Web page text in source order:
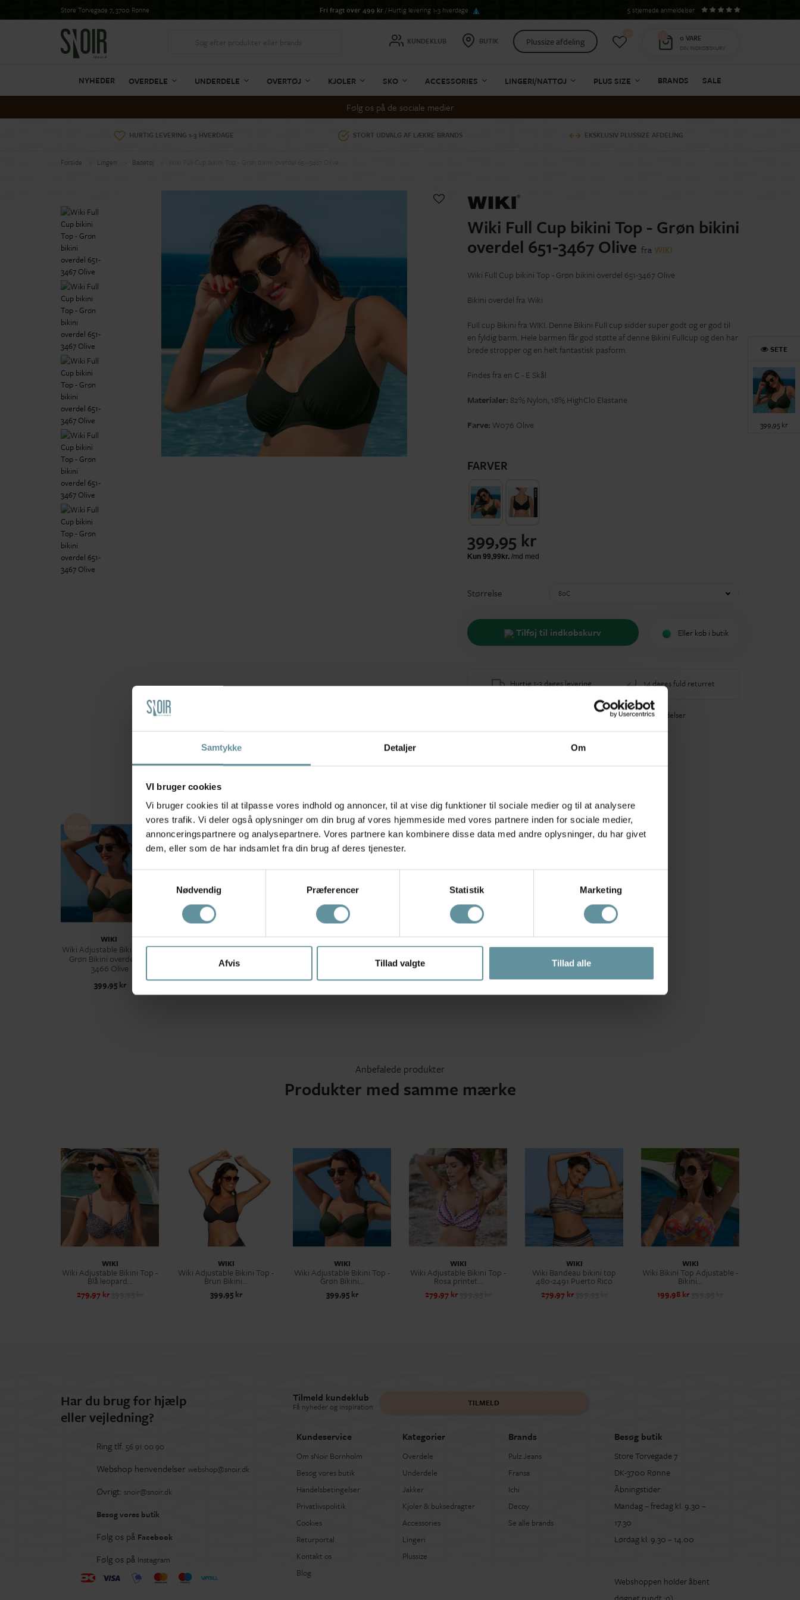
Samtykke Detaljer Om
VI bruger cookies
Vi bruger cookies til at tilpasse vores indhold og annoncer, til at vise dig funktioner til sociale medier og til at analysere
vores trafik. Vi deler også oplysninger om din brug af vores hjemmeside med vores partnere inden for sociale medier,
annonceringspartnere og analysepartnere. Vores partnere kan kombinere disse data med andre oplysninger, du har givet
dem, eller som de har indsamlet fra din brug af deres tjenester.
Samtykkevalg
Nødvendig
Præferencer Statistik Marketing
Afvis Tillad valgte Tillad alle
Store Torvegade 7, 3700 Rønne Fri fragt over 499 kr/ Hurtig levering 1-3 hverdage 5 stjernede anmeldelser
0 VARE
DIN INDKØBSKURV
KUNDEKLUB BUTIK Plussize afdeling
NYHEDER OVERDELE UNDERDELE OVERTØJ KJOLER SKO ACCESSORIES LINGERI/NATTØJ PLUS SIZE BRANDS SALE
Følg os på de sociale medier
HURTIG LEVERING 1-3 HVERDAGE STORT UDVALG AF LÆKRE BRANDS EKSKLUSIV PLUSSIZE AFDELING
Forside Lingeri Badetøj
Wiki Full Cup bikini Top - Grøn bikini
overdel 651-3467 Olive fra WIKI
Wiki Full Cup bikini Top - Grøn bikini overdel 651-3467 Olive
Bikini overdel fra Wiki
Full cup Bikini fra WIKI. Denne Bikini Full cup sidder super godt og er god til
en fyldig barm. Hele barmen får god støtte af denne Bikini Fullcup og den har
brede stropper og en helt fantastisk pasform.
Findes fra en C - E Skål
Materialer: 82% Nylon, 18% HighClo Elastane
Farve: W076 Olive
FARVER
399,95 kr
Størrelse 80C
Tilføj til indkøbskurv Eller køb i butik
Hurtig 1-3 dages levering 14 dages fuld returret
40+ glade anmeldelser
Tilbehør
WIKI
Wiki Adjustable Bikini Top -
Grøn Bikini overdel 651-
3466 Olive
399,95 kr
WIKI
Wiki Swim Tai Extension -
Grøn bikini trusse 651-4105
Olive
199,95 kr
WIKI
Wiki Swim Tai de luxe -
Grøn Bikini trusse 651-4207
249,95 kr
Anbefalede produkter
Produkter med samme mærke
WIKI
Wiki Adjustable Bikini Top -
Blå leopard...
279,97 kr
WIKI
Wiki Adjustable Bikini Top -
Brun Bikini...
399,95 kr
WIKI
Wiki Adjustable Bikini Top -
Grøn Bikini...
399,95 kr
WIKI
Wiki Adjustable Bikini Top -
Rosa printet...
279,97 kr
WIKI
Wiki Bandeau bikini top
480-2491 Puerto Rico
279,97 kr
WIKI
Wiki Bikini Top Adjustable -
Bikini...
199,98 kr
Har du brug for hjælp
eller vejledning?
Tilmeld kundeklub
Få nyheder og inspiration TILMELD
Ring tlf. 56 91 00 90
Webshop henvendelser webshop@snoir.dk
Øvrigt: snoir@snoir.dk
Besøg vores butik
Følg os på Facebook
Følg os på Instagram
Kundeservice
Om sNoir Bornholm
Besøg vores butik
Handelsbetingelser
Privatlivspolitik
Cookies
Returportal
Kontakt os
Blog
Kategorier
Overdele
Underdele
Jakker
Kjoler & buksedragter
Accessories
Lingeri
Plussize
Brands
Pulz Jeans
Fransa
Ichi
Decoy
Se alle brands
Besøg butik
Store Torvegade 7
DK-3700 Rønne
Åbningstider:
Mandag – fredag kl. 9.30 –
17.30
Lørdag kl. 9.30 – 14.00
Webshoppen holder åbent
SETE
399,95 kr